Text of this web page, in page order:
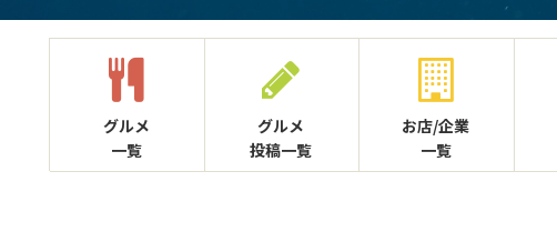
グルメ
一覧
グルメ
投稿一覧
お店/企業
一覧